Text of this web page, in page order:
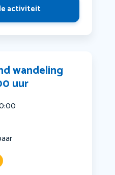
activiteit
wandeling
uur